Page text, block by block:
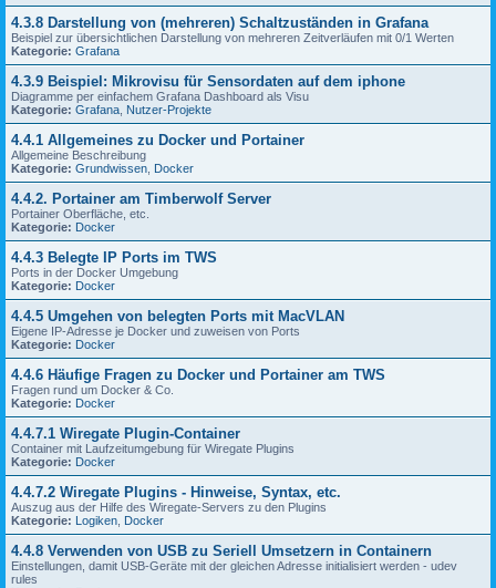
4.3.8 Darstellung von (mehreren) Schaltzuständen in Grafana
Beispiel zur übersichtlichen Darstellung von mehreren Zeitverläufen mit 0/1 Werten
Kategorie: Grafana
4.3.9 Beispiel: Mikrovisu für Sensordaten auf dem iphone
Diagramme per einfachem Grafana Dashboard als Visu
Kategorie: Grafana Nutzer-Projekte
4.4.1 Allgemeines zu Docker und Portainer
Allgemeine Beschreibung
Kategorie: Grundwissen Docker
4.4.2. Portainer am Timberwolf Server
Portainer Oberfläche, etc.
Kategorie: Docker
4.4.3 Belegte IP Ports im TWS
Ports in der Docker Umgebung
Kategorie: Docker
4.4.5 Umgehen von belegten Ports mit MacVLAN
Eigene IP-Adresse je Docker und zuweisen von Ports
Kategorie: Docker
4.4.6 Häufige Fragen zu Docker und Portainer am TWS
Fragen rund um Docker & Co.
Kategorie: Docker
4.4.7.1 Wiregate Plugin-Container
Container mit Laufzeitumgebung für Wiregate Plugins
Kategorie: Docker
4.4.7.2 Wiregate Plugins - Hinweise, Syntax, etc.
Auszug aus der Hilfe des Wiregate-Servers zu den Plugins
Kategorie: Logiken Docker
4.4.8 Verwenden von USB zu Seriell Umsetzern in Containern
Einstellungen, damit USB-Geräte mit der gleichen Adresse initialisiert werden - udev
rules